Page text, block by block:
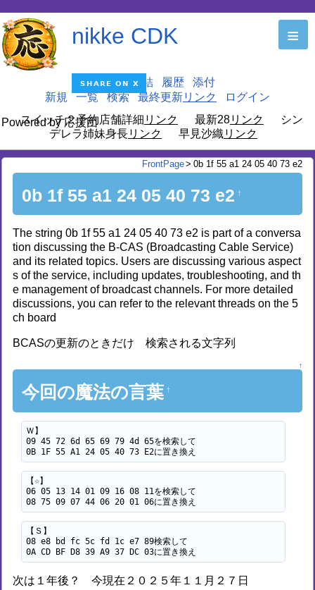
nikke CDK
Powered by 応援団
≡
編集 凍結 履歴
添付
新規
一覧 検索 最終更新
ログイン
スイッチ２予約店舗詳細
最新28
シン
デレラ姉妹身長
早見沙織
FrontPage> 0b 1f 55 a1 24 05 40 73 e2
0b 1f 55 a1 24 05 40 73 e2 †
The string 0b 1f 55 a1 24 05 40 73 e2 is part of a conversa
tion discussing the B-CAS (Broadcasting Cable Service)
and its related topics. Users are discussing various aspect
s of the service, including updates, troubleshooting, and th
e management of broadcast channels. For more detailed
discussions, you can refer to the relevant threads on the 5
ch board
BCASの更新のときだけ 検索される文字列
↑
今回の魔法の言葉 †
Ｗ】
09 45 72 6d 65 69 79 4d 65を検索して
0B 1F 55 A1 24 05 40 73 E2に置き換え
【☆】
06 05 13 14 01 09 16 08 11を検索して
08 75 09 07 44 06 20 01 06に置き換え
【Ｓ】
08 e8 bd fc 5c fd 1c e7 89検索して
0A CD BF D8 39 A9 37 DC 03に置き換え
次は１年後？ 今現在２０２５年１１月２７日